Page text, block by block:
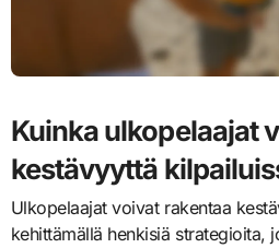
Kuinka ulkopelaajat
kestävyyttä
Ulkopelaajat voivat rakentaa
kehittämällä henkisiä strategioita,